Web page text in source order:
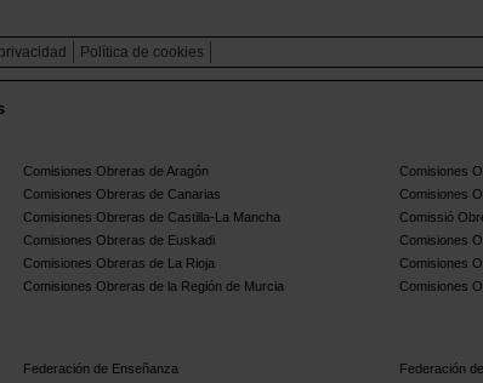
Política de cookies
Comisiones Obreras de Aragón
Comisiones
Comisiones Obreras de Canarias
Comisiones
Comisiones Obreras de Castilla-La Mancha
Comissió
Comisiones Obreras de Euskadi
Comisiones
Comisiones Obreras de La Rioja
Comisiones
Comisiones Obreras de la Región de Murcia
Comisiones
Federación de Enseñanza Federación